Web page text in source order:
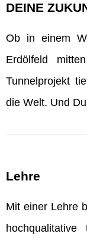
DEINE
Ob in einem
Erdölfeld
Tunnelprojekt
die Welt. Und
Lehre
Mit einer Lehre